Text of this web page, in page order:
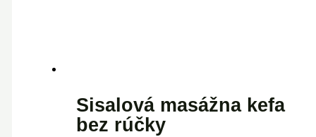
Sisalová masážna kefa
bez rúčky